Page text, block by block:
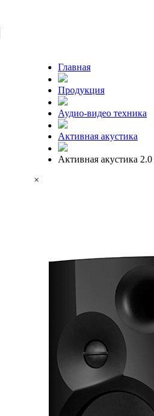
Главная
Продукция
Аудио-видео техника
Активная акустика
Активная акустика 2.0
×